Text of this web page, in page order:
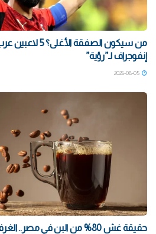
من سيكون الصفقة
إنفوجراف لـ”رؤية”
2026-08-05
حقيقة غش 80% من البن في مصر..